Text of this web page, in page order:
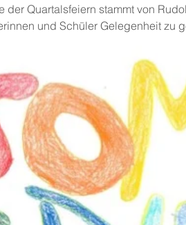
Quartalsfeiern stammt von
und Schüler Gelegenheit zu